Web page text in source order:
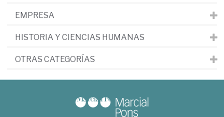
EMPRESA
HISTORIA Y CIENCIAS HUMANAS
OTRAS CATEGORÍAS